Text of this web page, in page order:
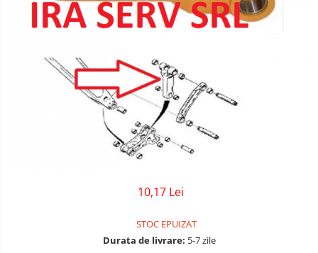
10,17 Lei
STOC EPUIZAT
Durata de livrare: 5-7 zile